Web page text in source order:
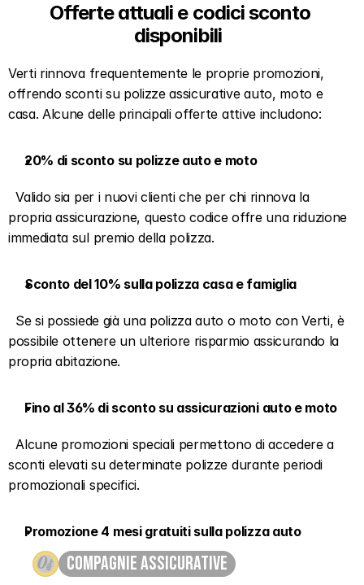
Offerte attuali e codici sconto
disponibili
Verti rinnova frequentemente le proprie promozioni,
offrendo sconti su polizze assicurative auto, moto e
casa. Alcune delle principali offerte attive includono:
20% di sconto su polizze auto e moto
  Valido sia per i nuovi clienti che per chi rinnova la
propria assicurazione, questo codice offre una riduzione
immediata sul premio della polizza.
Sconto del 10% sulla polizza casa e famiglia
possibile ottenere un ulteriore risparmio assicurando la
propria abitazione.
Fino al 36% di sconto su assicurazioni auto e moto
  Alcune promozioni speciali permettono di accedere a
sconti elevati su determinate polizze durante periodi
promozionali specifici.
Promozione 4 mesi gratuiti sulla polizza auto
compagnie assicurative